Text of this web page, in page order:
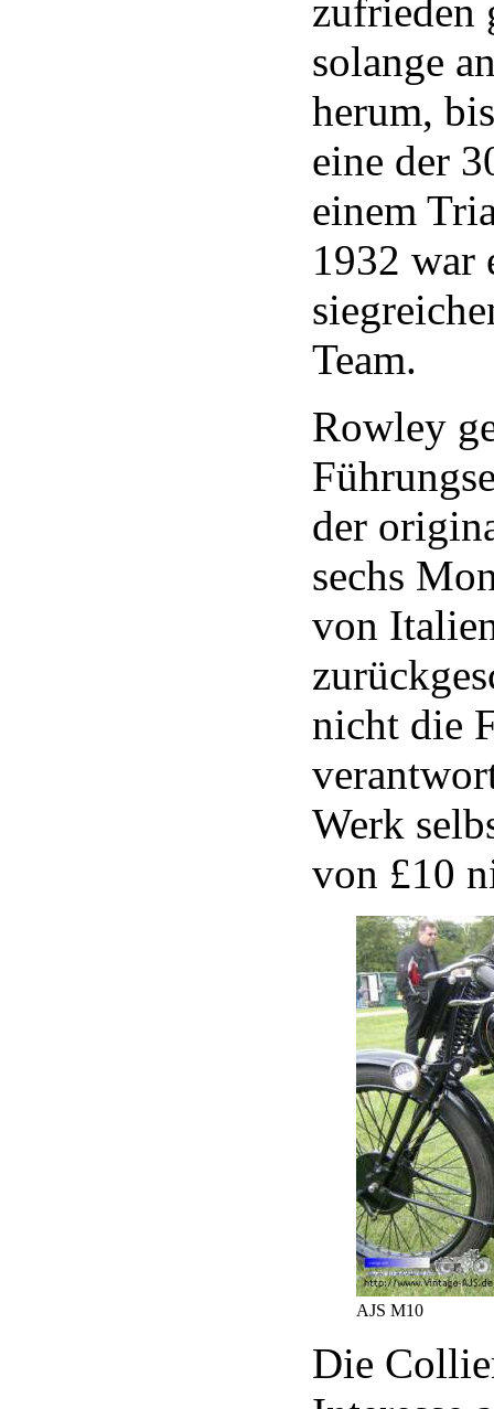
zufrieden
solange
herum,
eine der
einem
1932 war
Team.
Rowley
der
sechs
von
nicht die
Werk
von £10
AJS M10
Die